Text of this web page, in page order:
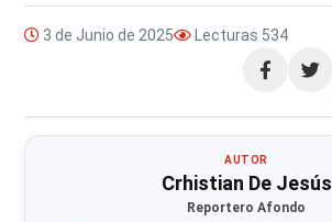
3 de Junio de 2025 Lecturas 534
Compartir
AUTOR
Crhistian De Jesús
Reportero Afondo